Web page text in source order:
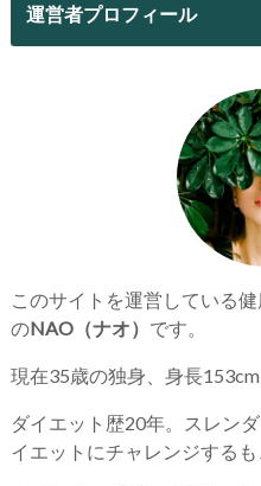
運営者プロフィール
このサイトを運営している
のNAO（ナオ） です。
現在35歳の独身、身長153cm
ダイエット歴20年。スレン
イエットにチャレンジするも